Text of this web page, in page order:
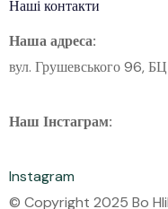
Наші контакти
Наша адреса:
вул. Грушевського 96,
Наш Інстаграм:
Instagram
© Copyright 2025 Bo